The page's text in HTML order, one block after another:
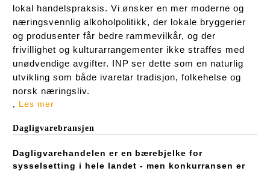
lokal handelspraksis. Vi ønsker en mer moderne og
næringsvennlig alkoholpolitikk, der lokale bryggerier
og produsenter får bedre rammevilkår, og der
frivillighet og kulturarrangementer ikke straffes med
unødvendige avgifter. INP ser dette som en naturlig
utvikling som både ivaretar tradisjon, folkehelse og
norsk næringsliv.
Les mer
Dagligvarebransjen
Dagligvarehandelen er en bærebjelke for
sysselsetting i hele landet - men konkurransen er